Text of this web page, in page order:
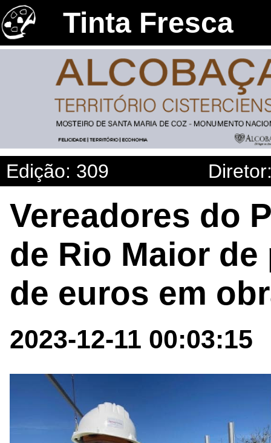
Tinta Fresca
Edição: 309
Vereadores do
de Rio Maior
de euros em
2023-12-11 00:03:15